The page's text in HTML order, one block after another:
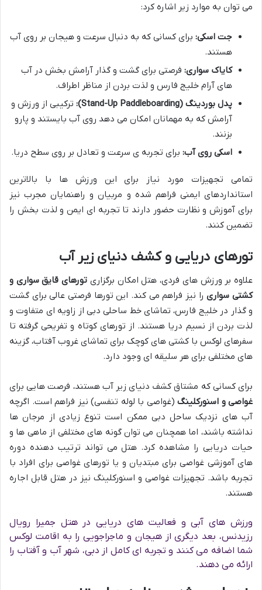
می توان به موارد زیر اشاره کرد:
جت اسکی: برای کسانی که به دنبال سرعت و هیجان بر روی آب
هستند.
کایاک سواری: فرصتی برای گشت و گذار آرامش بخش در آب
های آرام خلیج فارس و لذت بردن از مناظر اطراف.
پدل بوردینگ (Stand-Up Paddleboarding):
ترکیبی از ورزش و
آرامش که به مهمانان امکان می دهد روی آب بایستند و پارو
بزنند.
اسکی روی آب: برای تجربه ی سرعت و تعادل بر روی سطح دریا.
تمامی تجهیزات مورد نیاز برای این ورزش ها با بالاترین
استانداردهای ایمنی فراهم شده و مربیان و راهنمایان مجرب نیز
برای آموزش و نظارت حضور دارند تا تجربه ای ایمن و لذت بخش را
تضمین کنند.
تورهای دریایی و کشف دنیای زیر آب
علاوه بر ورزش های فردی، هتل امکان برگزاری تورهای قایق سواری و
کشتی سواریرا نیز فراهم می کند. این تورها فرصتی عالی برای گشت
و گذار در خلیج فارس، تماشای خط ساحلی دبی از زاویه ای متفاوت و
لذت بردن از نسیم دریا هستند. از تورهای کوتاه و تفریحی گرفته تا
سفرهای لوکس با کشتی های کوچک برای تماشای غروب آفتاب، گزینه
های مختلفی برای هر سلیقه ای وجود دارد.
برای کسانی که مشتاق کشف دنیای زیر آب هستند، فرصت هایی برای
غواصی و اسنورکلینگ (غواصی با لوله تنفسی) نیز فراهم است. اگرچه
آب های نزدیک ساحل دبی ممکن است تنوع زیادی از مرجان ها
نداشته باشند، اما همچنان می توان گونه های مختلفی از ماهی ها و
حیات دریایی را مشاهده کرد. هتل می تواند ترتیب دهنده دوره
های آموزشی غواصی برای مبتدیان و یا تورهای غواصی برای افراد با
تجربه باشد. تجهیزات غواصی و اسنورکلینگ نیز در هتل قابل اجاره
هستند.
ورزش های آبی و فعالیت های دریایی در هتل جمیرا رویال
رزیدنس، بعد دیگری از هیجان و ماجراجویی را به اقامت لوکس
شما اضافه می کنند و تجربه ای کامل از دبی، شهر آب و آفتاب را
ارائه می دهند.